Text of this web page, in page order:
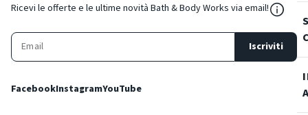
Ricevi le offerte e le ultime novità Bath & Body Works via email!
Iscriviti
FacebookInstagramYouTube